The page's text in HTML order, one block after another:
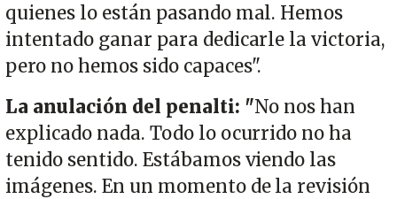
quienes lo están pasando mal. Hemos
intentado ganar para dedicarle la victoria,
pero no hemos sido capaces".
La anulación del penalti: "No nos han
explicado nada. Todo lo ocurrido no ha
tenido sentido. Estábamos viendo las
imágenes. En un momento de la revisión